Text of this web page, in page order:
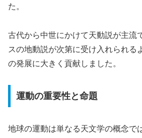
た。
古代から中世にかけて天動説が主流
スの地動説が次第に受け入れられる
の発展に大きく貢献しました。
運動の重要性と命題
地球の運動は単なる天文学の概念で